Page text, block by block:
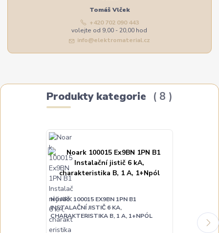
Tomáš Vlček
+420 702 090 443
volejte od 9,00 - 20,00 hod
info@elektromaterial.cz
Produkty kategorie 8
NOARK 100015 EX9BN 1PN B1
INSTALAČNÍ JISTIČ 6 KA,
CHARAKTERISTIKA B, 1 A, 1+NPÓL
NOARK
INSTALAČNÍ